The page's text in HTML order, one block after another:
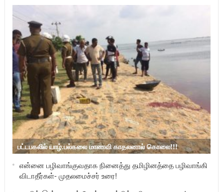
பட்டபகலில் யாழ்.பல்கலை மாணவி காதலனால் கொலை!!!
என்னை பழிவாங்குவதாக நினைத்து தமிழினத்தை பழிவாங்கி
விடாதீர்கள்- முதலமைச்சர் உரை!